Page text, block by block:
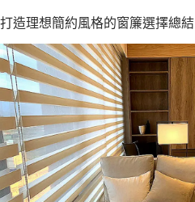
打造理想簡約風格的窗簾選擇總結